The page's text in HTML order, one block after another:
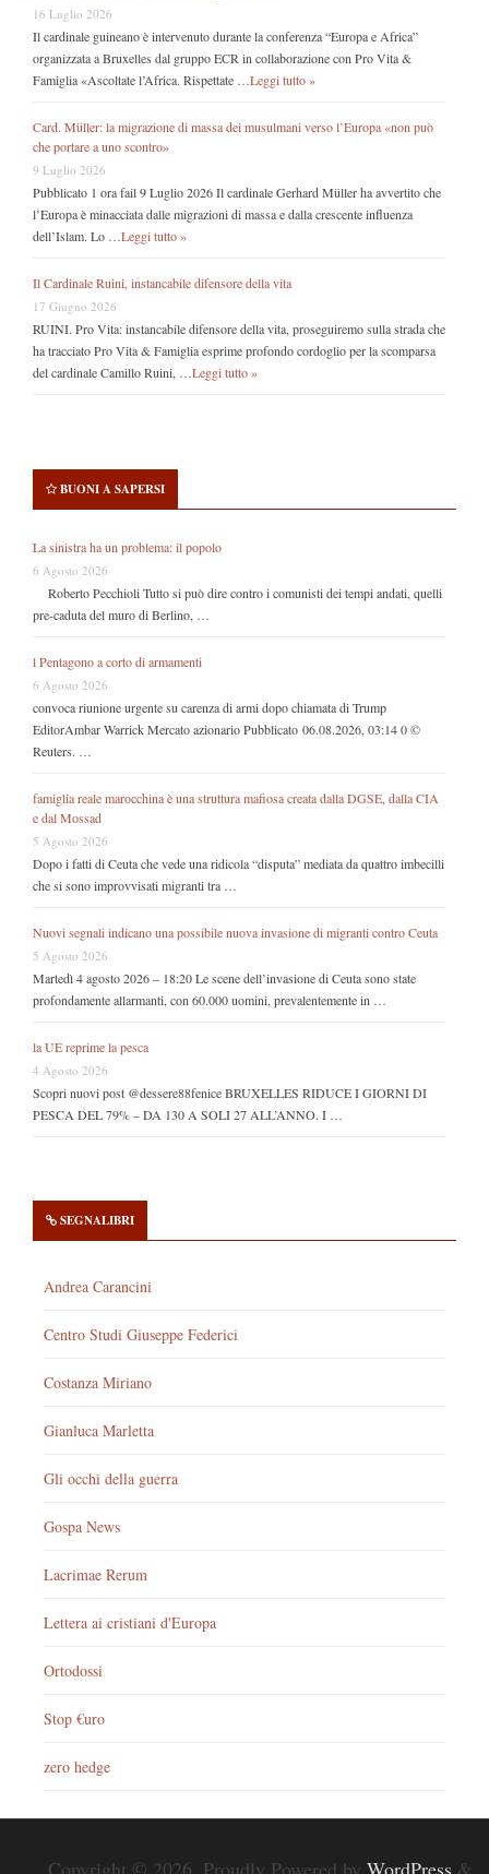
16 Luglio 2026
Il cardinale guineano è intervenuto durante la conferenza “Europa e Africa”
organizzata a Bruxelles dal gruppo ECR in collaborazione con Pro Vita &
Famiglia «Ascoltate l’Africa. Rispettate … Leggi tutto »
Card. Müller: la migrazione di massa dei musulmani verso l’Europa «non può
che portare a uno scontro»
9 Luglio 2026
Pubblicato 1 ora fail 9 Luglio 2026 Il cardinale Gerhard Müller ha avvertito che
l’Europa è minacciata dalle migrazioni di massa e dalla crescente influenza
dell’Islam. Lo … Leggi tutto »
Il Cardinale Ruini, instancabile difensore della vita
17 Giugno 2026
RUINI. Pro Vita: instancabile difensore della vita, proseguiremo sulla strada che
ha tracciato Pro Vita & Famiglia esprime profondo cordoglio per la scomparsa
del cardinale Camillo Ruini, … Leggi tutto »
BUONI A SAPERSI
La sinistra ha un problema: il popolo
6 Agosto 2026
Roberto Pecchioli Tutto si può dire contro i comunisti dei tempi andati, quelli
pre-caduta del muro di Berlino, …
l Pentagono a corto di armamenti
6 Agosto 2026
convoca riunione urgente su carenza di armi dopo chiamata di Trump
EditorAmbar Warrick Mercato azionario Pubblicato 06.08.2026, 03:14 0 ©
Reuters. …
famiglia reale marocchina è una struttura mafiosa creata dalla DGSE, dalla CIA
e dal Mossad
5 Agosto 2026
Dopo i fatti di Ceuta che vede una ridicola “disputa” mediata da quattro imbecilli
che si sono improvvisati migranti tra …
Nuovi segnali indicano una possibile nuova invasione di migranti contro Ceuta
5 Agosto 2026
Martedì 4 agosto 2026 – 18:20 Le scene dell’invasione di Ceuta sono state
profondamente allarmanti, con 60.000 uomini, prevalentemente in …
la UE reprime la pesca
4 Agosto 2026
Scopri nuovi post @dessere88fenice BRUXELLES RIDUCE I GIORNI DI
PESCA DEL 79% – DA 130 A SOLI 27 ALL’ANNO. I …
SEGNALIBRI
Andrea Carancini
Centro Studi Giuseppe Federici
Costanza Miriano
Gianluca Marletta
Gli occhi della guerra
Gospa News
Lacrimae Rerum
Lettera ai cristiani d'Europa
Ortodossi
Stop €uro
zero hedge
Copyright © 2026. Proudly Powered by WordPress &